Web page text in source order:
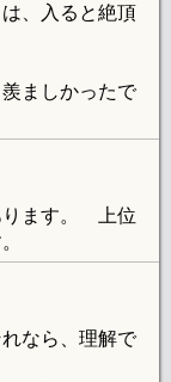
、入ると絶頂
ましかったで
ります。 上位
なら、理解で